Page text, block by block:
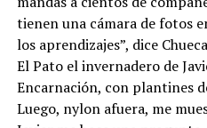
tienen una cámara de fotos
los aprendizajes”, dice
El Pato el invernadero de
Encarnación, con plantines
Luego, nylon afuera, me